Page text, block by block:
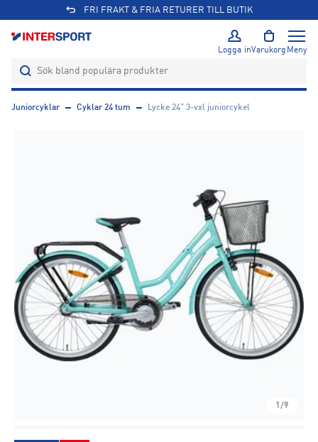
FRI FRAKT & FRIA RETURER TILL BUTIK
Logga inVarukorg Meny
Juniorcyklar Cyklar 24 tum Lycke 24" 3-vxl juniorcykel
1/9